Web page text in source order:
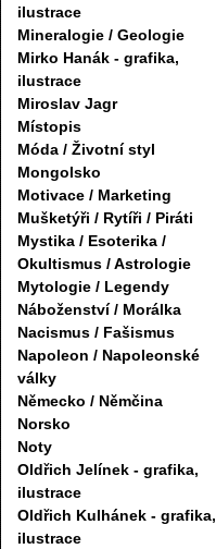
ilustrace
Mineralogie / Geologie
Mirko Hanák - grafika,
ilustrace
Miroslav Jagr
Místopis
Móda / Životní styl
Mongolsko
Motivace / Marketing
Mušketýři / Rytíři / Piráti
Mystika / Esoterika /
Okultismus / Astrologie
Mytologie / Legendy
Náboženství / Morálka
Nacismus / Fašismus
Napoleon / Napoleonské
války
Německo / Němčina
Norsko
Noty
Oldřich Jelínek - grafika,
ilustrace
Oldřich Kulhánek - grafika,
ilustrace